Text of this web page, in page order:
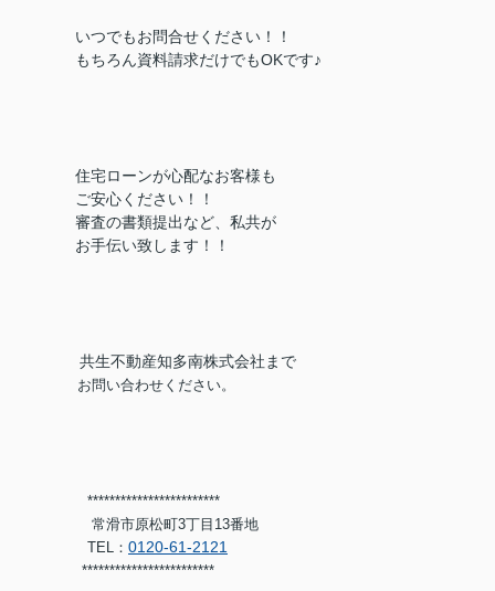
いつでもお問合せください！！
もちろん資料請求だけでもOKです♪
住宅ローンが心配なお客様も
ご安心ください！！
審査の書類提出など、私共が
お手伝い致します！！
共生不動産知多南株式会社まで
お問い合わせください。
************************
常滑市原松町3丁目13番地
TEL： 0120-61-2121
************************